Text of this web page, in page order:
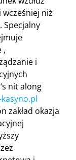
niż
Specjalny
,
i
nit along
zakład okazja